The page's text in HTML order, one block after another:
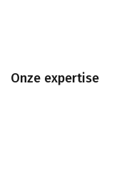
Onze expertise